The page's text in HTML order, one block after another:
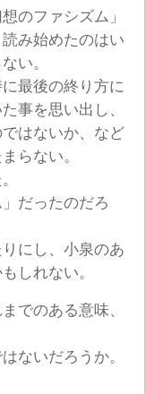
のファシズム」
み始めたのはい
い。
最後の終り方に
事を思い出し、
はないか、など
らない。
だったのだろ
にし、小泉のあ
しれない。
でのある意味、
ないだろうか。